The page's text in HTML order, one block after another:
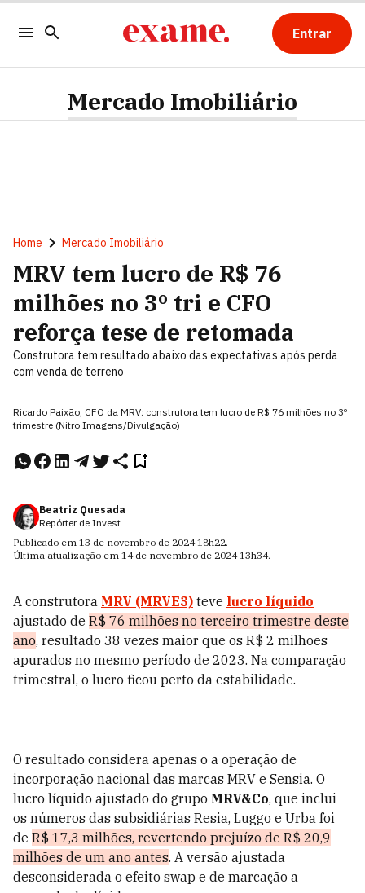
Entrar
Mercado Imobiliário
Home Mercado Imobiliário
MRV tem lucro de R$ 76
milhões no 3º tri e CFO
reforça tese de retomada
Construtora tem resultado abaixo das expectativas após perda
com venda de terreno
Ricardo Paixão, CFO da MRV: construtora tem lucro de R$ 76 milhões no 3º
trimestre (Nitro Imagens/Divulgação)
Beatriz Quesada
Repórter de Invest
Publicado em 13 de novembro de 2024 18h22.
Última atualização em 14 de novembro de 2024 13h34.
A construtora MRV (MRVE3) teve lucro líquido
ajustado de R$ 76 milhões no terceiro trimestre deste
ano, resultado 38 vezes maior que os R$ 2 milhões
apurados no mesmo período de 2023. Na comparação
trimestral, o lucro ficou perto da estabilidade.
O resultado considera apenas o a operação de
incorporação nacional das marcas MRV e Sensia. O
lucro líquido ajustado do grupo MRV&Co, que inclui
os números das subsidiárias Resia, Luggo e Urba foi
de R$ 17,3 milhões, revertendo prejuízo de R$ 20,9
milhões de um ano antes. A versão ajustada
desconsiderada o efeito swap e de marcação a